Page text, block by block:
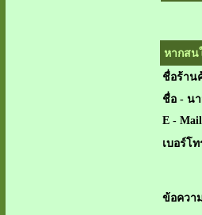
หากสน
ชื่อร้าน
ชื่อ - น
E -
เบอร์โ
ข้อควา